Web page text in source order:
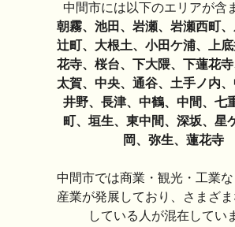
中間市には以下のエリアが含
朝霧、池田、岩瀬、岩瀬西町
辻町、大根土、小田ケ浦、上
花寺、桜台、下大隈、下蓮花寺
太賀、中央、通谷、土手ノ内
井野、長津、中鶴、中間、七
町、垣生、東中間、深坂、星
岡、弥生、蓮花寺
中間市では商業・観光・工業
産業が発展しており、さまざ
している人が混在してい